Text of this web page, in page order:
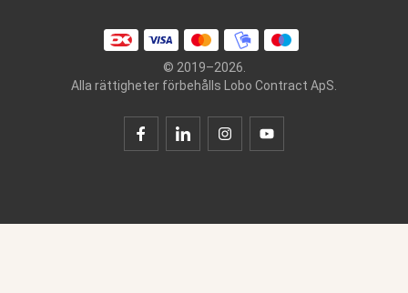
© 2019–2026.
Alla rättigheter förbehålls Lobo Contract ApS.